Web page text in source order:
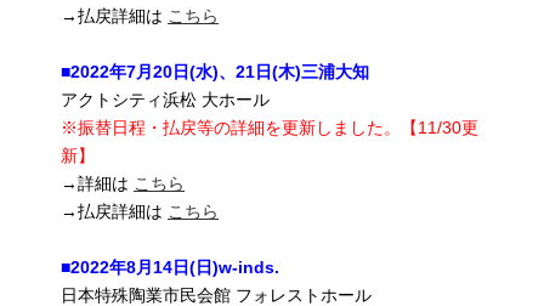
→払戻詳細は こちら
■2022年7月20日(水)、21日(木)三浦大知
アクトシティ浜松 大ホール
※振替日程・払戻等の詳細を更新しました。【11/30更
新】
→詳細は こちら
→払戻詳細は こちら
■2022年8月14日(日)w-inds.
日本特殊陶業市民会館 フォレストホール